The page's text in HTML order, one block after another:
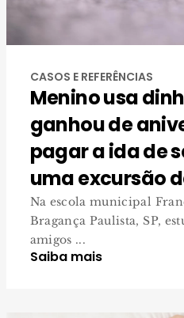
CASOS E REFERÊNCIAS
Menino usa
ganhou de
pagar a ida de
uma excursão
Na escola municipal
Bragança Paulista, SP,
amigos ...
Saiba mais